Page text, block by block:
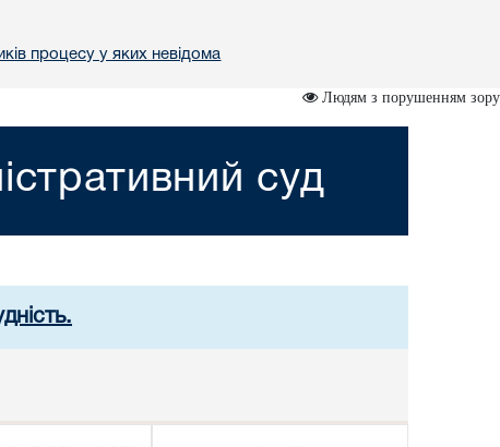
процесу у яких невідома
Людям з порушенням зору
суд